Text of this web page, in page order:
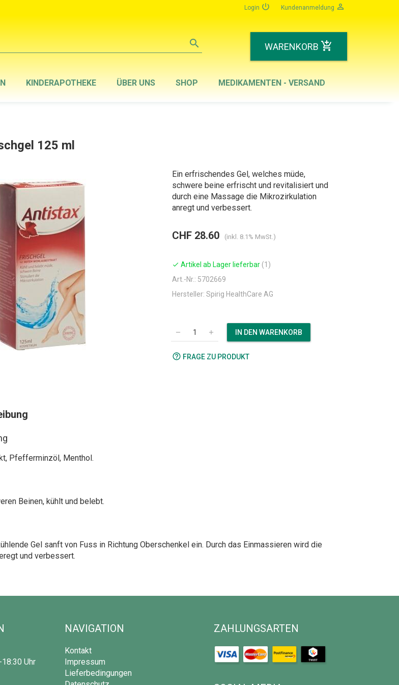
Login power_settings_new Kundenanmeldung person_outline
search WARENKORB add_shopping_cart
KINDERAPOTHEKE ÜBER UNS SHOP MEDIKAMENTEN - VERSAND
125 ml
Ein erfrischendes Gel, welches müde,
schwere beine erfrischt und revitalisiert und
durch eine Massage die Mikrozirkulation
anregt und verbessert.
CHF 28.60 (inkl. 8.1% MwSt.)
check Artikel ab Lager lieferbar (1)
Art.-Nr.: 5702669
Hersteller: Spirig HealthCare AG
remove add IN DEN WARENKORB
help_outline FRAGE ZU PRODUKT
Pfefferminzöl, Menthol.
Beinen, kühlt und belebt.
Gel sanft von Fuss in Richtung Oberschenkel ein. Durch das Einmassieren wird die
und verbessert.
Uhr
NAVIGATION
Kontakt
Impressum
Lieferbedingungen
ZAHLUNGSARTEN